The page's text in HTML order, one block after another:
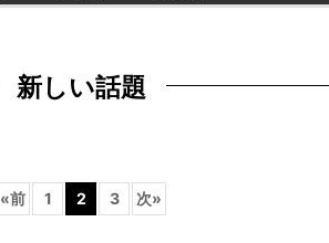
新しい話題
«前 1 2 3 次»